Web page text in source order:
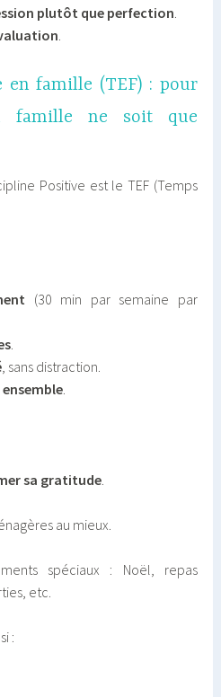
plutôt que perfection
en famille (TEF) : pour
famille ne soit que
Positive est le TEF (Temps
(30 min par semaine par
.
, sans distraction.
.
sa gratitude.
au mieux.
spéciaux : Noël, repas
etc.
: